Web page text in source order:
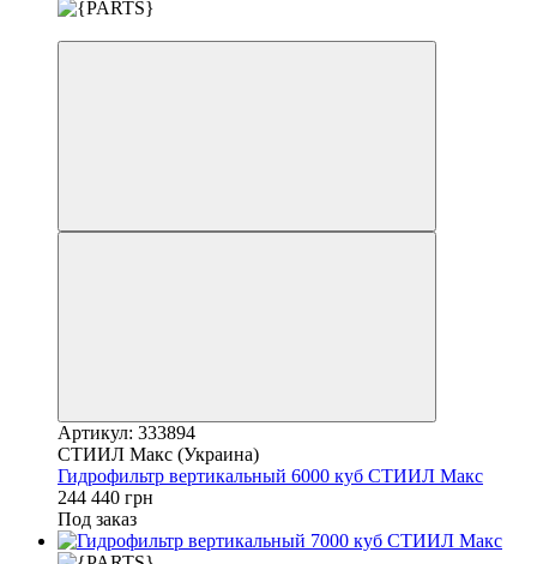
Артикул: 333894
СТИИЛ Макс (Украина)
Гидрофильтр вертикальный 6000 куб СТИИЛ Макс
244 440 грн
Под заказ